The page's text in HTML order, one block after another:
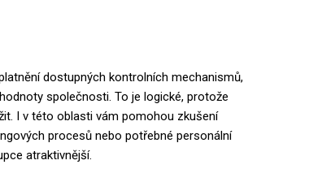
dostupných kontrolních mechanismů,
společnosti. To je logické, protože
I v této oblasti vám pomohou zkušení
procesů nebo potřebné personální
atraktivnější.